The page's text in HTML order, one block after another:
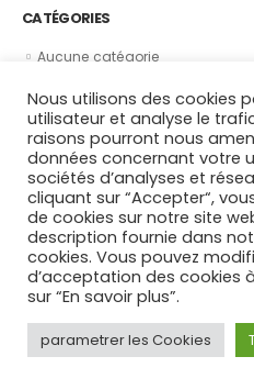
CATÉGORIES
Aucune catégorie
A NOTRE SUJET
Organisation Apolitique et
l’ensemble des Ukrainiens
à la guerre dans la Région.
© copyright 2023. All Rights Reserved.
Sitemap Mentions légales
Faire un Don
Adhérer
Nous utilisons des cookies
utilisateur et analyse le
raisons pourront nous
données concernant votre
sociétés d’analyses et
cliquant sur “Accepter“,
de cookies sur notre site
description fournie dans
cookies. Vous pouvez
d’acceptation des cookies
sur “En savoir plus”.
parametrer les Cookies